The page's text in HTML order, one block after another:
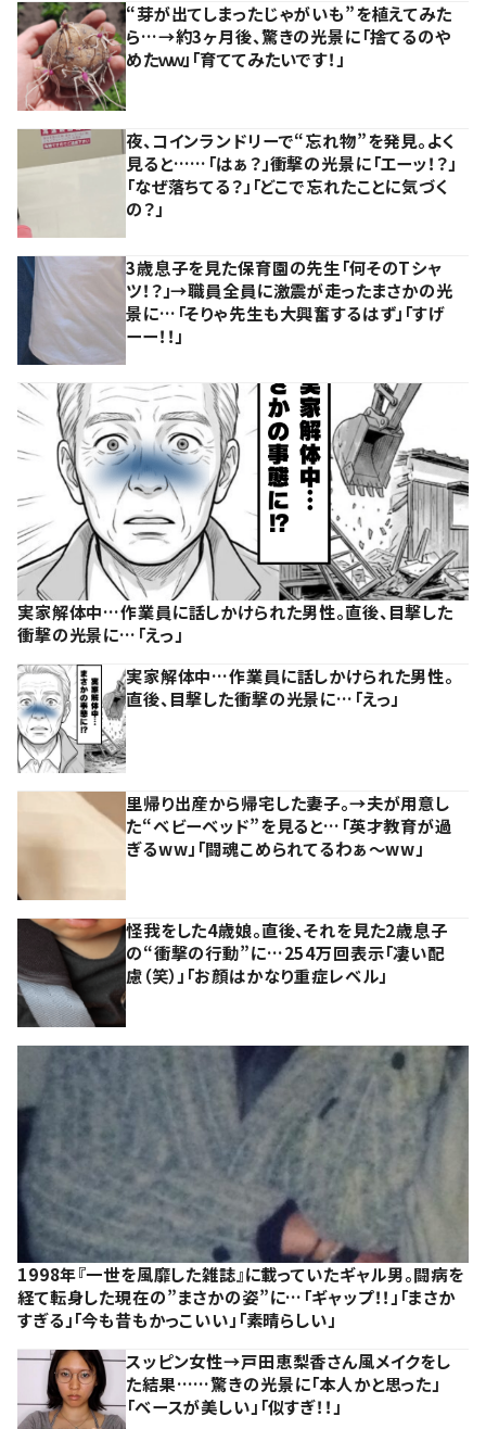
“芽が出てしまったじゃがいも”を植えてみた
ら…→約3ヶ月後、驚きの光景に「捨てるのや
めたｗｗ」「育ててみたいです！」
夜、コインランドリーで“忘れ物”を発見。よく
見ると……「はぁ？」衝撃の光景に「エーッ！？」
「なぜ落ちてる？」「どこで忘れたことに気づく
の？」
3歳息子を見た保育園の先生「何そのTシャ
ツ！？」→職員全員に激震が走ったまさかの光
景に…「そりゃ先生も大興奮するはず」「すげ
ーー！！」
実家解体中…作業員に話しかけられた男性。直後、目撃した
衝撃の光景に…「えっ」
実家解体中…作業員に話しかけられた男性。
直後、目撃した衝撃の光景に…「えっ」
里帰り出産から帰宅した妻子。→夫が用意し
た“ベビーベッド”を見ると…「英才教育が過
ぎるww」「闘魂こめられてるわぁ～ww」
怪我をした4歳娘。直後、それを見た2歳息子
の“衝撃の行動”に…254万回表示「凄い配
慮（笑）」「お顔はかなり重症レベル」
1998年『一世を風靡した雑誌』に載っていたギャル男。闘病を
経て転身した現在の”まさかの姿”に…「ギャップ！！」「まさか
すぎる」「今も昔もかっこいい」「素晴らしい」
スッピン女性→戸田恵梨香さん風メイクをし
た結果……驚きの光景に「本人かと思った」
「ベースが美しい」「似すぎ！！」